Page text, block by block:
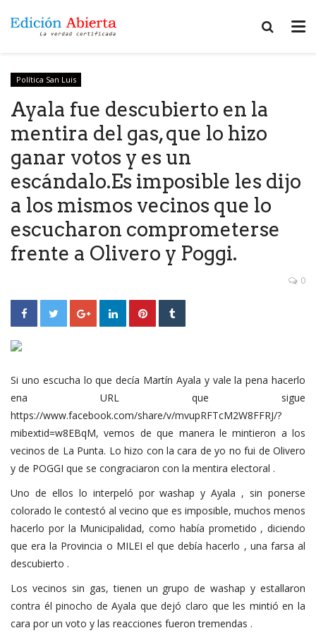
Política San Luis
Ayala fue descubierto en la
mentira del gas, que lo hizo
ganar votos y es un
escándalo.Es imposible les dijo
a los mismos vecinos que lo
escucharon comprometerse
frente a Olivero y Poggi.
0
Si uno escucha lo que decía Martín Ayala y vale la pena hacerlo
ena URL que sigue
https://www.facebook.com/share/v/mvupRFTcM2W8FFRJ/?
mibextid=w8EBqM, vemos de que manera le mintieron a los
vecinos de La Punta. Lo hizo con la cara de yo no fui de Olivero
y de POGGI que se congraciaron con la mentira electoral .
Uno de ellos lo interpeló por washap y Ayala , sin ponerse
colorado le contestó al vecino que es imposible, muchos menos
hacerlo por la Municipalidad, como había prometido , diciendo
que era la Provincia o MILEI el que debía hacerlo , una farsa al
descubierto .
Los vecinos sin gas, tienen un grupo de washap y estallaron
contra él pinocho de Ayala que dejó claro que les mintió en la
cara por un voto y las reacciones fueron tremendas .